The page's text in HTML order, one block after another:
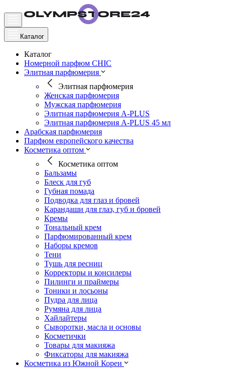
Каталог
Каталог
Номерной парфюм CHIC
Элитная парфюмерия
Элитная парфюмерия
Женская парфюмерия
Мужская парфюмерия
Элитная парфюмерия A-PLUS
Элитная парфюмерия A-PLUS 45 мл
Арабская парфюмерия
Парфюм европейского качества
Косметика оптом
Косметика оптом
Бальзамы
Блеск для губ
Губная помада
Подводка для глаз и бровей
Карандаши для глаз, губ и бровей
Кремы
Тональный крем
Парфюмированный крем
Наборы кремов
Тени
Тушь для ресниц
Корректоры и консилеры
Пилинги и праймеры
Тоники и лосьоны
Пудра для лица
Румяна для лица
Хайлайтеры
Сыворотки, масла и основы
Косметички
Товары для макияжа
Фиксаторы для макияжа
Косметика из Южной Кореи